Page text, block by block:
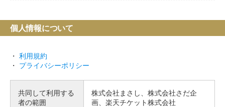
個人情報について
・ 利用規約
・ プライバシーポリシー
共同して利用する
者の範囲
株式会社まさし、株式会社さだ企
画、楽天チケット株式会社